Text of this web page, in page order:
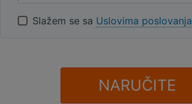
Slažem se sa Uslovima poslovanja
NARUČITE